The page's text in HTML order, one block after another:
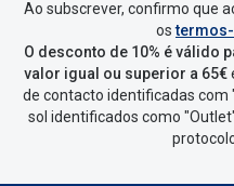
Ao subscrever, confirmo que
os
O desconto de 10% é válido
valor igual ou superior a 65€
de contacto identificadas com
sol identificados como